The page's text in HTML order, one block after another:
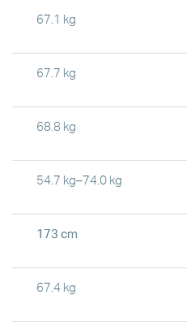
67.1 kg
67.7 kg
68.8 kg
54.7 kg–74.0 kg
173 cm
67.4 kg